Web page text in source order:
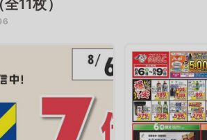
11枚）